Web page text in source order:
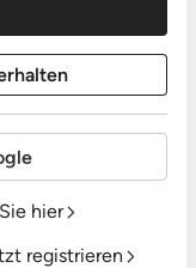
hier
registrieren